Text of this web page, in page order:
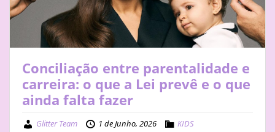
Conciliação entre parentalidade e
carreira: o que a Lei prevê e o que
ainda falta fazer
Glitter Team 1 de Junho, 2026 KIDS